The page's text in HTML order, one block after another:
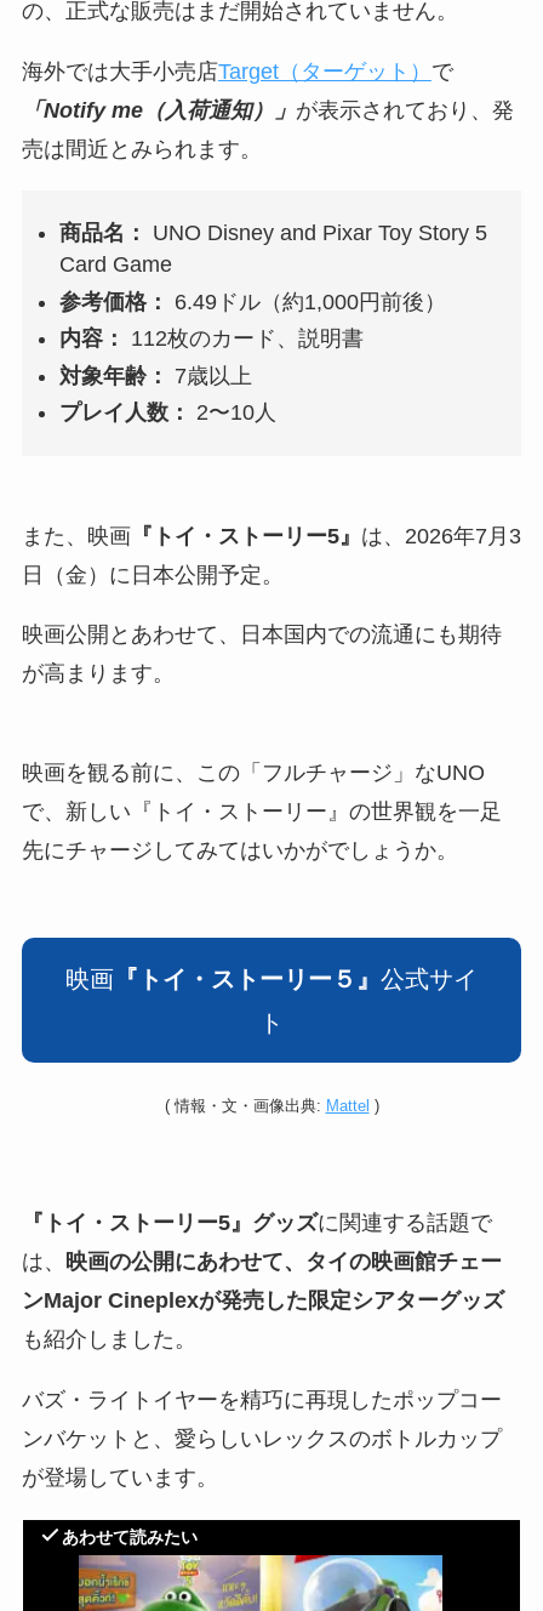
の、正式な販売はまだ開始されていません。
海外では大手小売店Target（ターゲット） で
「Notify me（入荷通知）」 が表示されており、発
売は間近とみられます。
商品名：
UNO Disney and Pixar Toy Story 5
Card Game
参考価格：
6.49ドル（約1,000円前後）
内容：
112枚のカード、説明書
対象年齢：
7歳以上
プレイ人数：
2〜10人
また、映画『トイ・ストーリー5』 は、2026年7月3
日（金）に日本公開予定。
映画公開とあわせて、日本国内での流通にも期待
が高まります。
映画を観る前に、この「フルチャージ」なUNO
で、新しい『トイ・ストーリー』の世界観を一足
先にチャージしてみてはいかがでしょうか。
映画 『トイ・ストーリー５』 公式サイ
ト
(情報・ 文・画像出典: Mattel )
『トイ・ストーリー5』グッズに関連する話題で
は、
映画の公開にあわせて、タイの映画館チェー
ンMajor Cineplexが発売した限定シアターグッズ
も紹介しました。
バズ・ライトイヤーを精巧に再現したポップコー
ンバケットと、愛らしいレックスのボトルカップ
が登場しています。
あわせて読みたい